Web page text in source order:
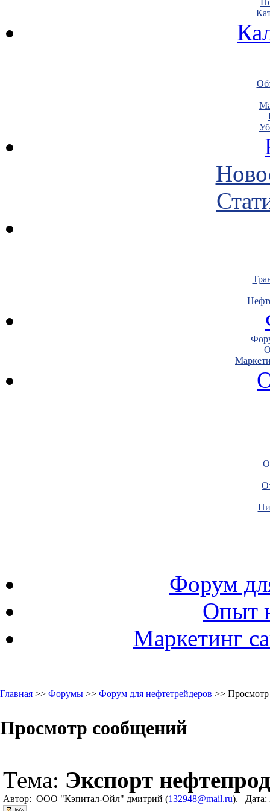
Форум
Опыт
Маркетинг
Главная >> Форумы >> Форум для нефтетрейдеров >>
Просмотр сообщений
Тема: Экспорт
Автор: ООО "Кэпитал-Ойл" дмитрий (132948@mail.ru). Дата: